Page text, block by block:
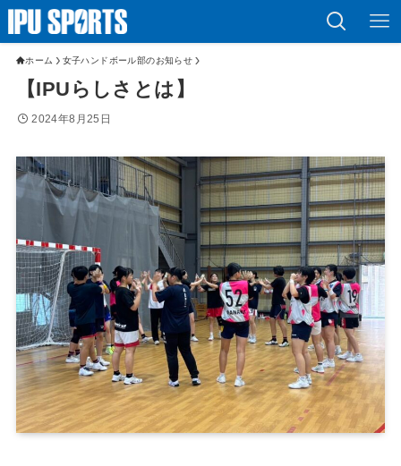
ホーム 女子ハンドボール部のお知らせ
【IPUらしさとは】
2024年8月25日